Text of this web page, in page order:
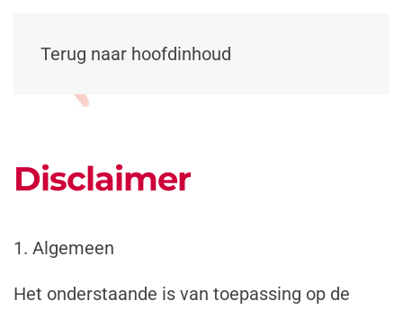
Terug naar hoofdinhoud
Disclaimer
1. Algemeen
Het onderstaande is van toepassing op de